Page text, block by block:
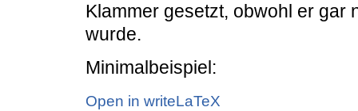
Klammer gesetzt, obwohl er gar
wurde.
Minimalbeispiel:
Open in writeLaTeX